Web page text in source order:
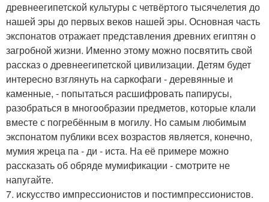
древнеегипетской культуры с четвёртого тысячелетия до
нашей эры до первых веков нашей эры. Основная часть
экспонатов отражает представления древних египтян о
загробной жизни. Именно этому можно посвятить свой
рассказ о древнеегипетской цивилизации. Детям будет
интересно взглянуть на саркофаги - деревянные и
каменные, - попытаться расшифровать папирусы,
разобраться в многообразии предметов, которые клали
вместе с погребённым в могилу. Но самым любимым
экспонатом публики всех возрастов является, конечно,
мумия жреца па - ди - иста. На её примере можно
рассказать об обряде мумификации - смотрите не
напугайте.
7. искусство импрессионистов и постимпрессионистов.